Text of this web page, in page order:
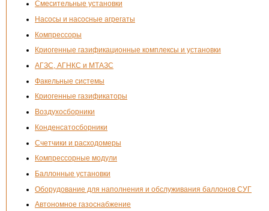
Смесительные установки
Насосы и насосные агрегаты
Компрессоры
Криогенные газификационные комплексы и установки
АГЗС, АГНКС и МТАЗС
Факельные системы
Криогенные газификаторы
Воздухосборники
Конденсатосборники
Счетчики и расходомеры
Компрессорные модули
Баллонные установки
Оборудование для наполнения и обслуживания баллонов СУГ
Автономное газоснабжение